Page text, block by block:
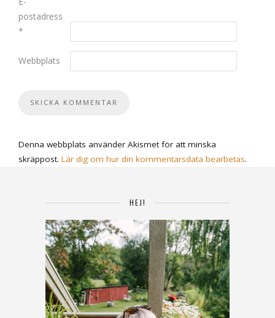
postadress
*
Webbplats
Denna webbplats använder Akismet för att minska
skräppost. Lär dig om hur din kommentarsdata bearbetas.
HEJ!